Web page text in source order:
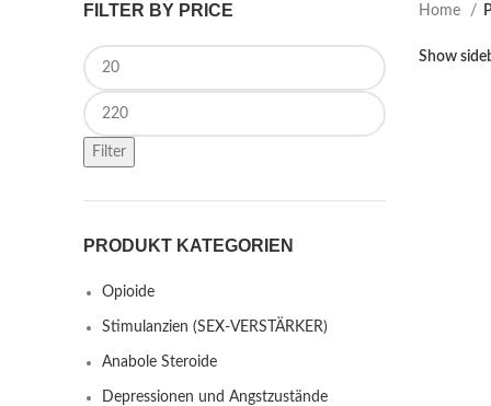
FILTER BY PRICE
Min price
Max price
Filter
PRODUKT KATEGORIEN
Opioide
Stimulanzien (SEX-VERSTÄRKER)
Anabole Steroide
Depressionen und Angstzustände
Home
Show